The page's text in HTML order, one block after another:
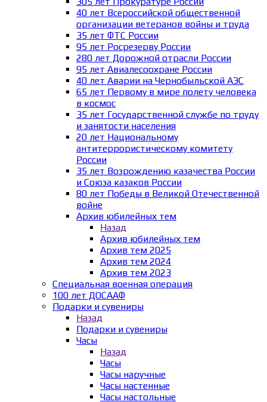
40 лет Всероссийской общественной
организации ветеранов войны и труда
35 лет ФТС России
95 лет Росрезерву России
280 лет Дорожной отрасли России
95 лет Авиалесоохране России
40 лет Аварии на Чернобыльской АЭС
65 лет Первому в мире полету человека
в космос
35 лет Государственной службе по труду
и занятости населения
20 лет Национальному
антитеррористическому комитету
России
35 лет Возрождению казачества России
и Союза казаков России
80 лет Победы в Великой Отечественной
войне
Архив юбилейных тем
Назад
Архив юбилейных тем
Архив тем 2025
Архив тем 2024
Архив тем 2023
Специальная военная операция
100 лет ДОСААФ
Подарки и сувениры
Назад
Подарки и сувениры
Часы
Назад
Часы
Часы наручные
Часы настенные
Часы настольные